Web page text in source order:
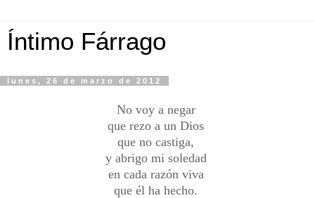
Íntimo Fárrago
lunes, 26 de marzo de 2012
No voy a negar
que rezo a un Dios
que no castiga,
y abrigo mi soledad
en cada razón viva
que él ha hecho.